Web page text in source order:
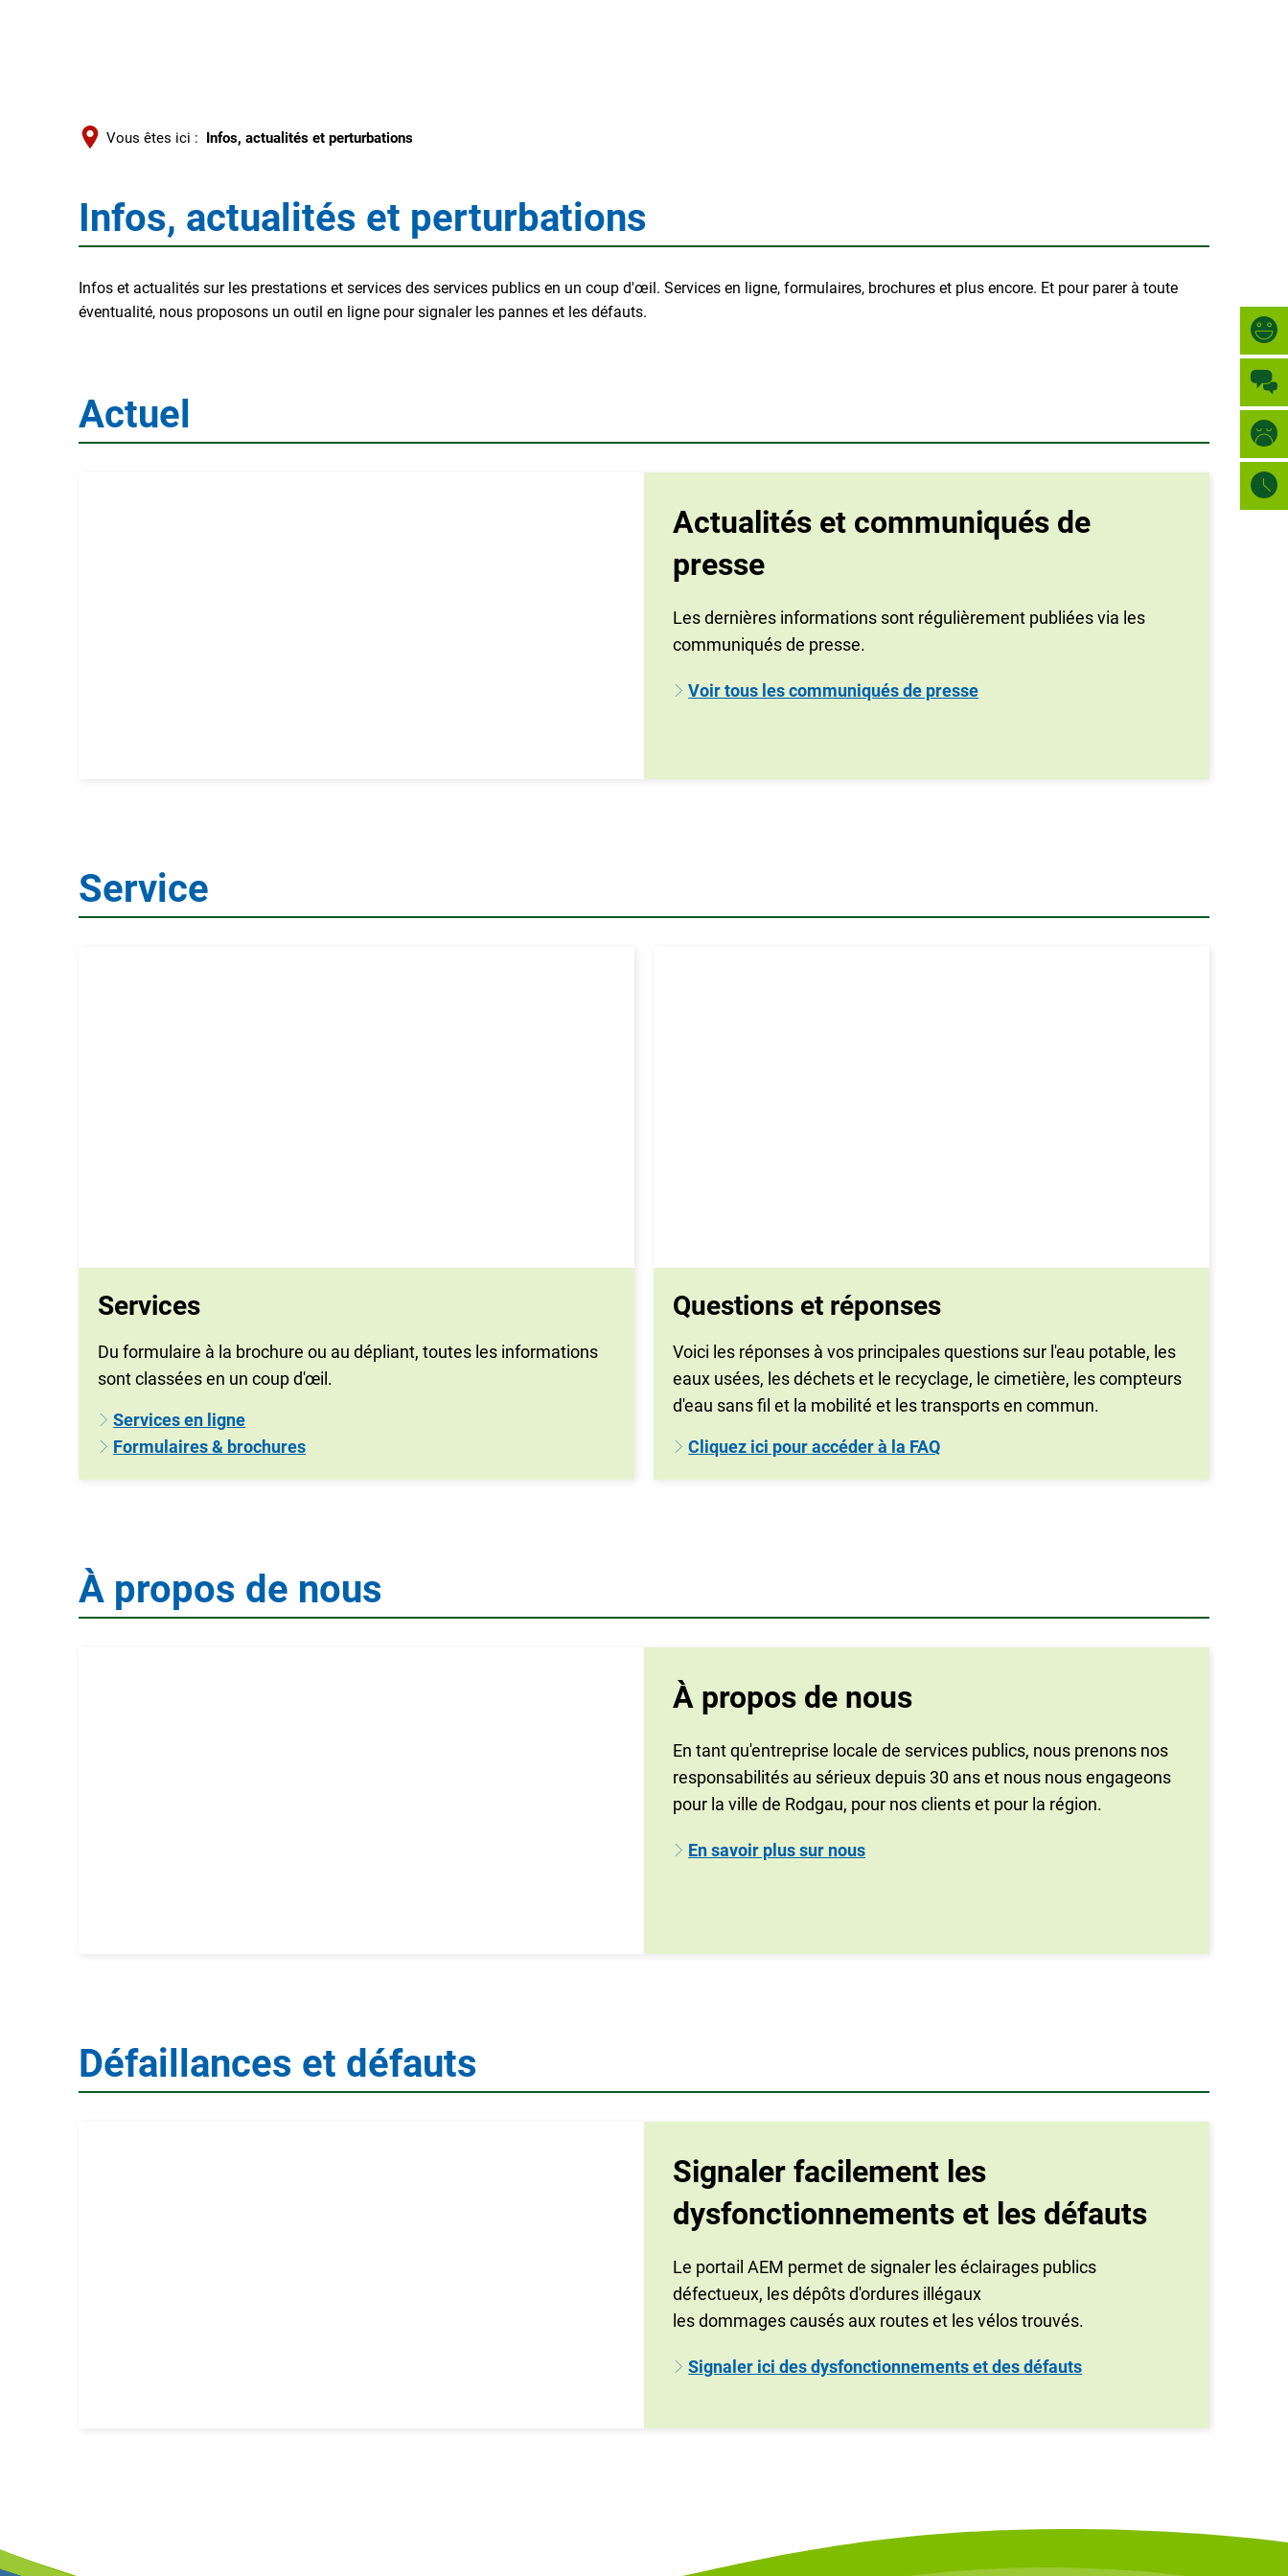
Vous êtes ici : Infos, actualités et perturbations
Infos,
actualités
perturbations
Infos, actualités et perturbations
Infos et actualités sur les prestations et services des services publics en un coup d'œil. Services en ligne, formulaires, brochures et plus encore. Et pour parer à toute
éventualité, nous proposons un outil en ligne pour signaler les pannes et les défauts.
Actuel
Actualités et communiqués de
presse
Les dernières informations sont régulièrement publiées via les
communiqués de presse.
Voir tous les communiqués de presse
Service
Services
Du formulaire à la brochure ou au dépliant, toutes les informations
sont classées en un coup d'œil.
Services en ligne
Formulaires & brochures
Questions et réponses
Voici les réponses à vos principales questions sur l'eau potable, les
eaux usées, les déchets et le recyclage, le cimetière, les compteurs
d'eau sans fil et la mobilité et les transports en commun.
Cliquez ici pour accéder à la FAQ
À propos de nous
À propos de nous
En tant qu'entreprise locale de services publics, nous prenons nos
responsabilités au sérieux depuis 30 ans et nous nous engageons
pour la ville de Rodgau, pour nos clients et pour la région.
En savoir plus sur nous
Défaillances et défauts
Signaler facilement les
dysfonctionnements et les défauts
Le portail AEM permet de signaler les éclairages publics
défectueux, les dépôts d'ordures illégaux
les dommages causés aux routes et les vélos trouvés.
Signaler ici des dysfonctionnements et des défauts